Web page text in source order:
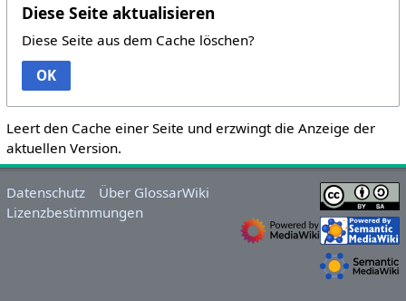
Diese Seite aktualisieren
Diese Seite aus dem Cache löschen?
OK
Leert den Cache einer Seite und erzwingt die Anzeige der
aktuellen Version.
Datenschutz
Über GlossarWiki
Lizenzbestimmungen